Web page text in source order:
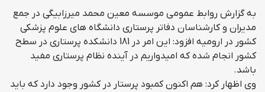
به گزارش روابط عمومی موسسه معین محمد میرزابیگی در جمع
مدیران و کارشناسان دفاتر پرستاری دانشگاه های علوم پزشکی
کشور در ارومیه افزود: این امر در 181 دانشکده پرستاری در سطح
کشور انجام شده که امیدواریم در آینده نظام پرستاری مفید
باشد.
وی اظهار کرد: هم اکنون کمبود پرستار در کشور وجود دارد که باید